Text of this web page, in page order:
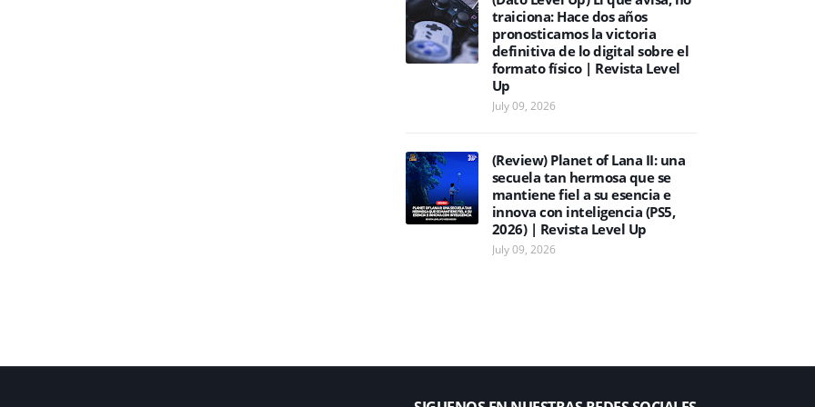
traiciona: Hace dos años
pronosticamos la victoria
definitiva de lo digital sobre el
formato físico | Revista Level
Up
July 09, 2026
(Review) Planet of Lana II: una
secuela tan hermosa que se
mantiene fiel a su esencia e
innova con inteligencia (PS5,
2026) | Revista Level Up
July 09, 2026